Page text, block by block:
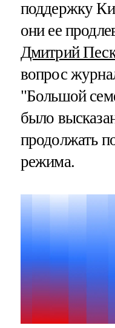
поддержку
они ее
Дмитрий
вопрос
"Большой
было
продолжать
режима.